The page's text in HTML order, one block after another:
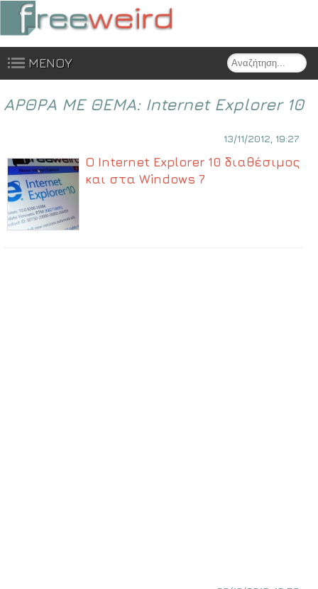
Search
ΜΕΝΟΥ
Skip to content
ΑΡΘΡΑ ΜΕ ΘΕΜΑ: Internet Explorer 10
13/11/2012, 19:27
Ο Internet Explorer 10 διαθέσιμος
και στα Windows 7